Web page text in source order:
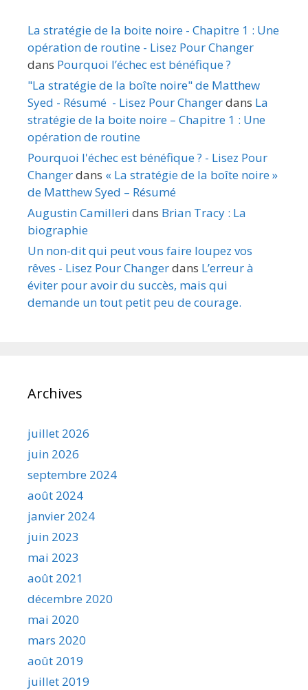
La stratégie de la boite noire - Chapitre 1 : Une
opération de routine - Lisez Pour Changer
dans Pourquoi l’échec est bénéfique ?
"La stratégie de la boîte noire" de Matthew
Syed - Résumé - Lisez Pour Changerdans La
stratégie de la boite noire – Chapitre 1 : Une
opération de routine
Pourquoi l'échec est bénéfique ? - Lisez Pour
Changerdans « La stratégie de la boîte noire »
de Matthew Syed – Résumé
Augustin Camilleri dans Brian Tracy : La
biographie
Un non-dit qui peut vous faire loupez vos
rêves - Lisez Pour Changerdans L’erreur à
éviter pour avoir du succès, mais qui
demande un tout petit peu de courage.
Archives
juillet 2026
juin 2026
septembre 2024
août 2024
janvier 2024
juin 2023
mai 2023
août 2021
décembre 2020
mai 2020
mars 2020
août 2019
juillet 2019